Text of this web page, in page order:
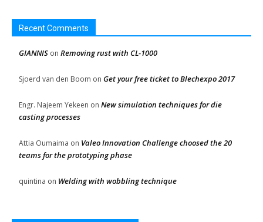
Recent Comments
GIANNIS on Removing rust with CL-1000
Sjoerd van den Boom on Get your free ticket to Blechexpo 2017
Engr. Najeem Yekeen on New simulation techniques for die
casting processes
Attia Oumaima on Valeo Innovation Challenge choosed the 20
teams for the prototyping phase
quintina on Welding with wobbling technique